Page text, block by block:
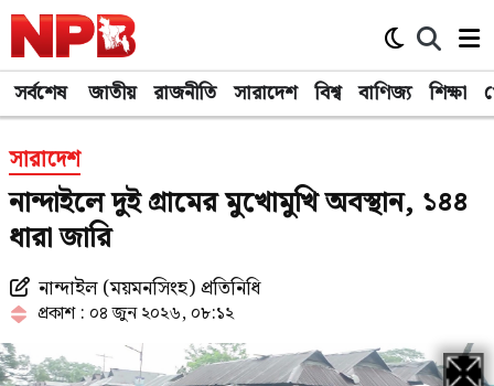
সর্বশেষ জাতীয় রাজনীতি সারাদেশ বিশ্ব বাণিজ্য শিক্ষা
সারাদেশ
নান্দাইলে দুই গ্রামের মুখোমুখি অবস্থান, ১৪৪
ধারা জারি
নান্দাইল (ময়মনসিংহ) প্রতিনিধি
প্রকাশ : ০৪ জুন ২০২৬, ০৮:১২